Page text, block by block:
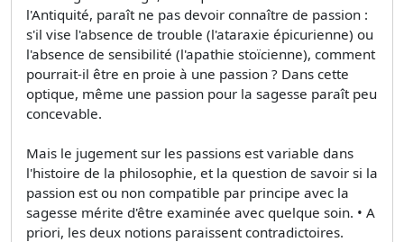
l'Antiquité, paraît ne pas devoir connaître de passion :
s'il vise l'absence de trouble (l'ataraxie épicurienne) ou
l'absence de sensibilité (l'apathie stoïcienne), comment
pourrait-il être en proie à une passion ? Dans cette
optique, même une passion pour la sagesse paraît peu
concevable.
Mais le jugement sur les passions est variable dans
l'histoire de la philosophie, et la question de savoir si la
passion est ou non compatible par principe avec la
sagesse mérite d'être examinée avec quelque soin. • A
priori, les deux notions paraissent contradictoires.